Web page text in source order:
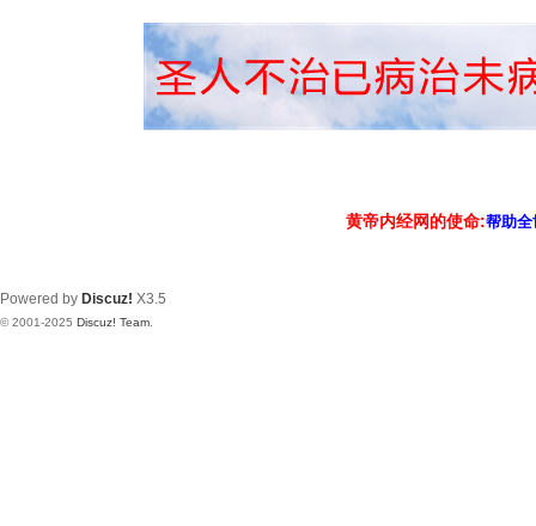
黄帝内经网的使命:帮助
Powered by Discuz! X3.5
© 2001-2025 Discuz! Team